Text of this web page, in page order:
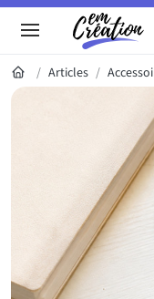
Articles
Galerie du produit